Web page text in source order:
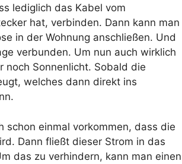
lediglich das Kabel vom
hat, verbinden. Dann kann man
in der Wohnung anschließen. Und
verbunden. Um nun auch wirklich
noch Sonnenlicht. Sobald die
welches dann direkt ins
schon einmal vorkommen, dass die
Dann fließt dieser Strom in das
das zu verhindern, kann man einen